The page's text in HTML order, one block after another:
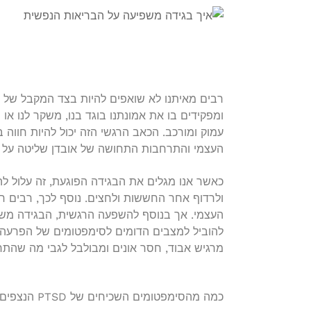
רבים מאיתנו לא שואפים להיות בצד המקבל של
ומפקידים בו את אמונתנו בוגד בנו, משקר לנו
עמוק ומורכב. הכאב הרגשי הזה יכול להיות
העצמי והתרחבות התחושה של אובדן שליטה
כאשר אנו מגלים את הבגידה הפוגעת, זה עלול
ולרדוף אחר החששות ולחצים. נוסף לכך, רבים
העצמי. אך בנוסף להשפעה הרגשית, הבגידה
מרגיש אבוד, חסר אונים ומבולבל לגבי מה
כמה מהסימפטומים השכיחים של PTSD הנצפים אצל אנשים שחוו בגידה כוללים: